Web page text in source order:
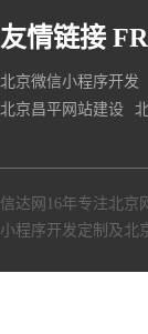
友情链接
北京微信小程序开发
北京昌平网站建设
信达网16年专注北京
小程序开发定制 及北